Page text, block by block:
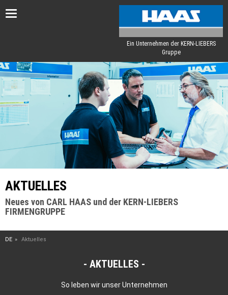
Toggle
Ein Unternehmen der KERN-LIEBERS
Gruppe
AKTUELLES
Neues von CARL HAAS und der KERN-LIEBERS
FIRMENGRUPPE
DE Aktuelles
AKTUELLES
So leben wir unser Unternehmen